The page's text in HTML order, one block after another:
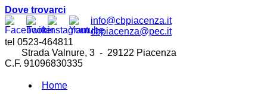
Dove trovarci
info@cbpiacenza.it
cbpiacenza@pec.it
tel 0523-464811
Strada Valnure, 3 - 29122 Piacenza
C.F. 91096830335
Home